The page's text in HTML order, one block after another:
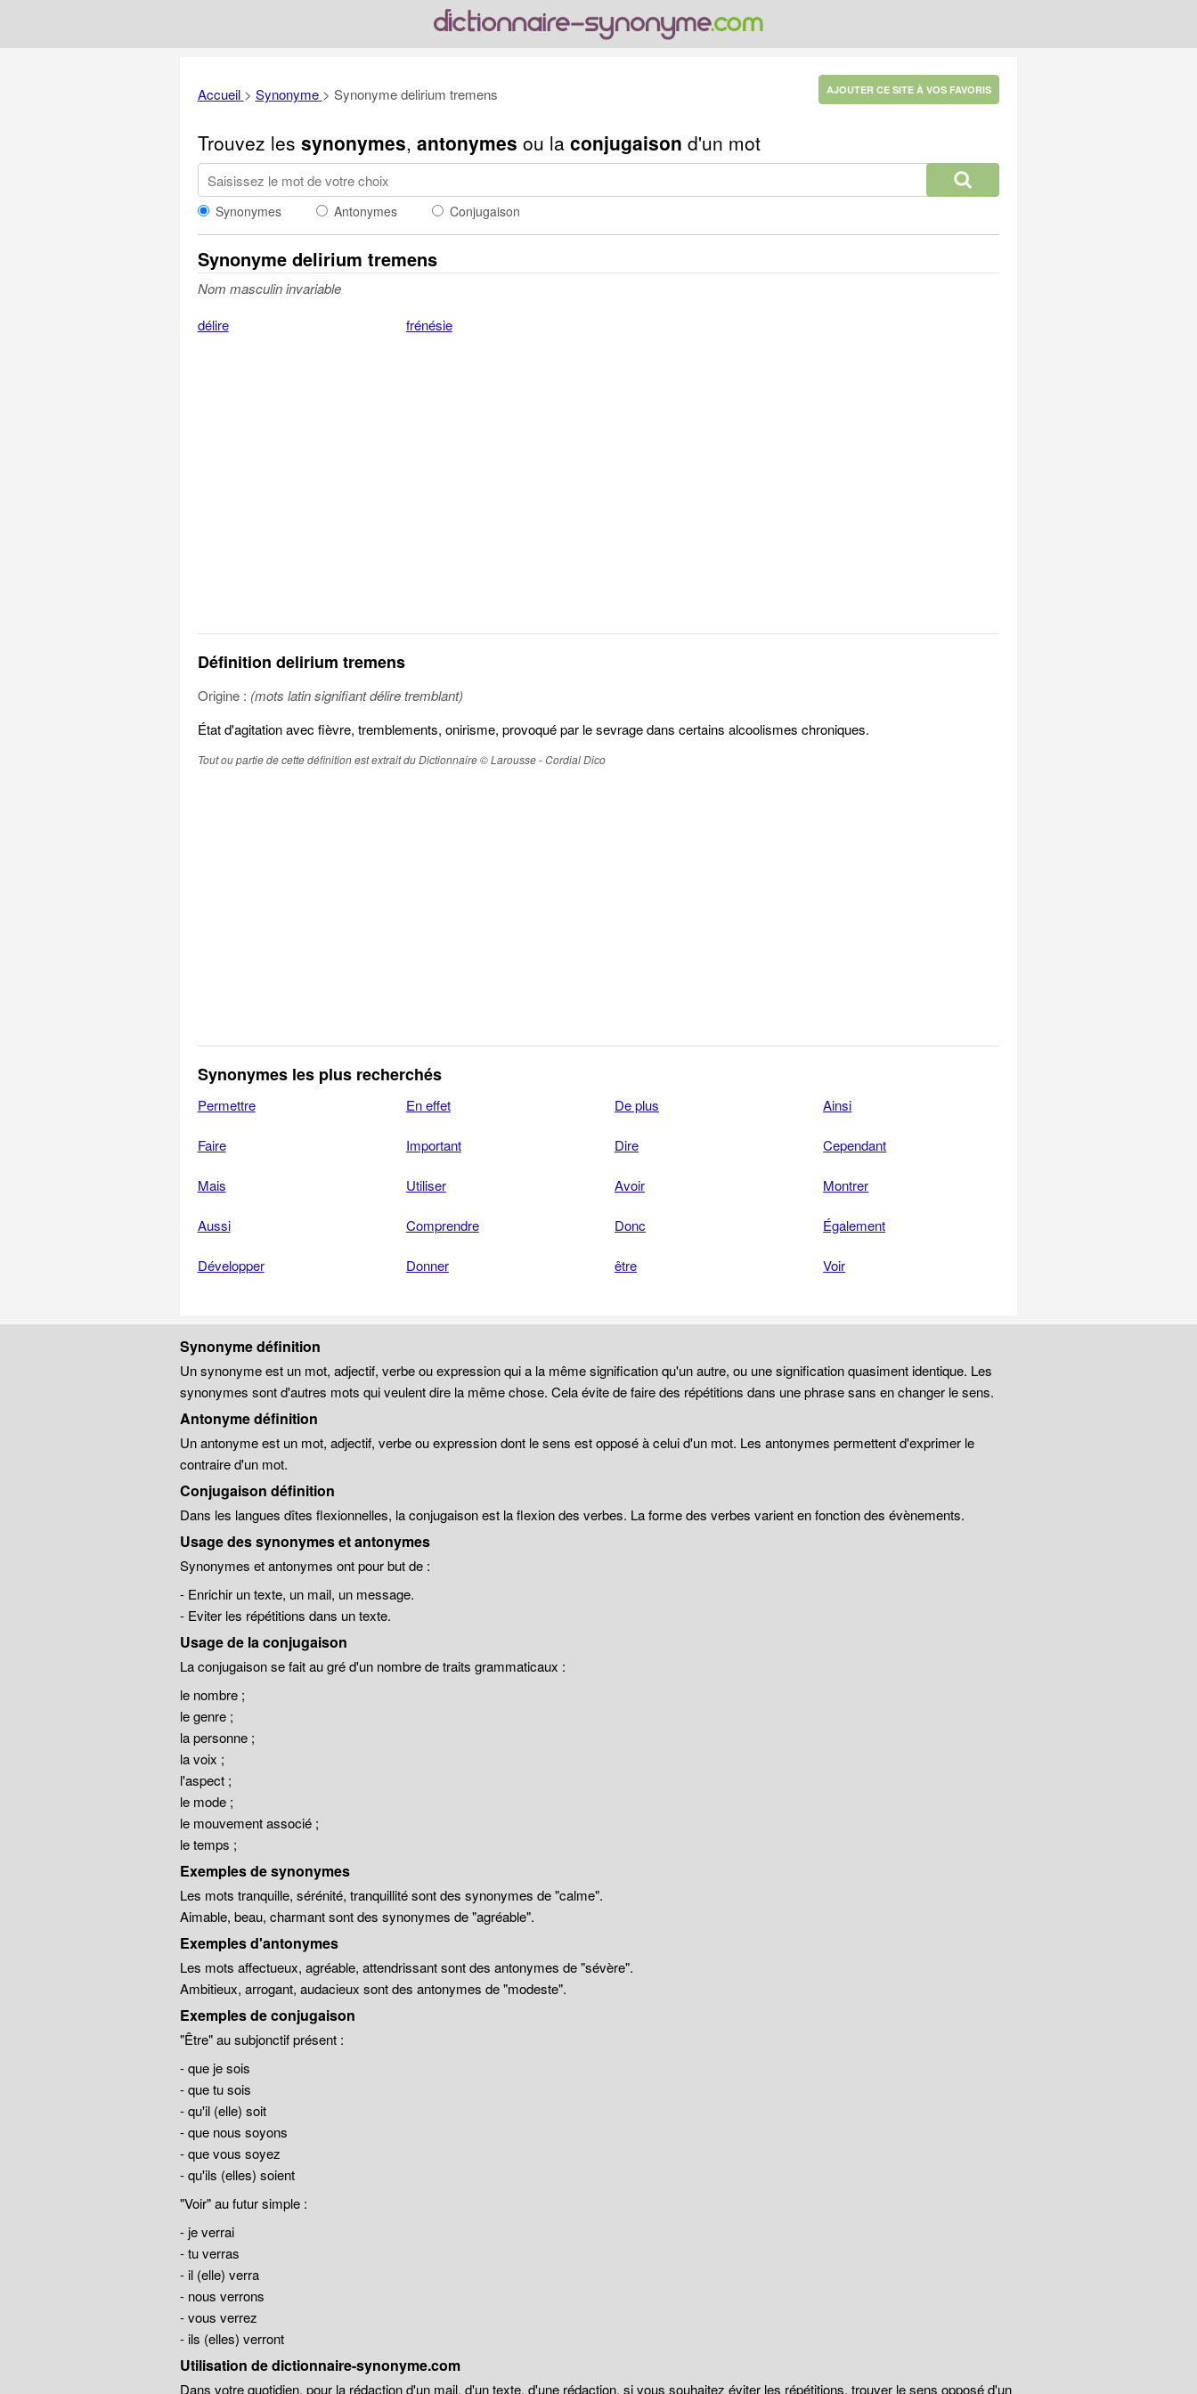
Accueil > Synonyme > Synonyme delirium tremens AJOUTER CE SITE À VOS FAVORIS
Trouvez les synonymes, antonymes ou la conjugaison d'un mot
Synonymes Antonymes Conjugaison
Synonyme delirium tremens
Nom masculin invariable
délire
frénésie
Définition delirium tremens
Origine : (mots latin signifiant délire tremblant)
État d'agitation avec fièvre, tremblements, onirisme, provoqué par le sevrage dans certains alcoolismes chroniques.
Tout ou partie de cette définition est extrait du Dictionnaire © Larousse - Cordial Dico
Synonymes les plus recherchés
Permettre En effet De plus Ainsi
Faire Important Dire Cependant
Mais Utiliser Avoir Montrer
Aussi Comprendre Donc Également
Développer Donner être Voir
Synonyme définition
Un synonyme est un mot, adjectif, verbe ou expression qui a la même signification qu'un autre, ou une signification quasiment identique. Les
synonymes sont d'autres mots qui veulent dire la même chose. Cela évite de faire des répétitions dans une phrase sans en changer le sens.
Antonyme définition
Un antonyme est un mot, adjectif, verbe ou expression dont le sens est opposé à celui d'un mot. Les antonymes permettent d'exprimer le
contraire d'un mot.
Conjugaison définition
Dans les langues dîtes flexionnelles, la conjugaison est la flexion des verbes. La forme des verbes varient en fonction des évènements.
Usage des synonymes et antonymes
Synonymes et antonymes ont pour but de :
- Enrichir un texte, un mail, un message.
- Eviter les répétitions dans un texte.
Usage de la conjugaison
La conjugaison se fait au gré d'un nombre de traits grammaticaux :
le nombre ;
le genre ;
la personne ;
la voix ;
l'aspect ;
le mode ;
le mouvement associé ;
le temps ;
Exemples de synonymes
Les mots tranquille, sérénité, tranquillité sont des synonymes de "calme".
Aimable, beau, charmant sont des synonymes de "agréable".
Exemples d'antonymes
Les mots affectueux, agréable, attendrissant sont des antonymes de "sévère".
Ambitieux, arrogant, audacieux sont des antonymes de "modeste".
Exemples de conjugaison
"Être" au subjonctif présent :
- que je sois
- que tu sois
- qu'il (elle) soit
- que nous soyons
- que vous soyez
- qu'ils (elles) soient
"Voir" au futur simple :
- je verrai
- tu verras
- il (elle) verra
- nous verrons
- vous verrez
- ils (elles) verront
Utilisation de dictionnaire-synonyme.com
Dans votre quotidien, pour la rédaction d'un mail, d'un texte, d'une rédaction, si vous souhaitez éviter les répétitions, trouver le sens opposé d'un